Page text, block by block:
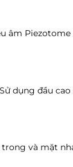
âm Piezotome
dụng đầu
và mặt